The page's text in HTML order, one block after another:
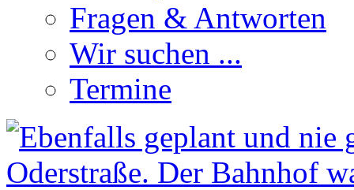
Fragen & Antworten
Wir suchen ...
Termine